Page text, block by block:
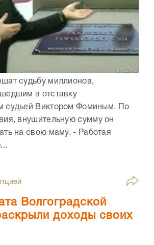
судьбу миллионов,
в отставку
судьей Виктором Фоминым. По
внушительную сумму он
на свою маму. - Работая
Волгоградской
доходы своих